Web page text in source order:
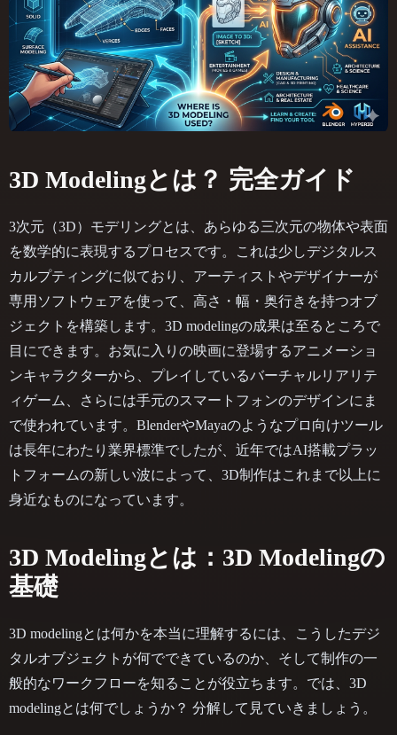
3D Modelingとは？ 完全ガイド
3次元（3D）モデリングとは、あらゆる三次元の物体や表面
を数学的に表現するプロセスです。これは少しデジタルス
カルプティングに似ており、アーティストやデザイナーが
専用ソフトウェアを使って、高さ・幅・奥行きを持つオブ
ジェクトを構築します。3D modelingの成果は至るところで
目にできます。お気に入りの映画に登場するアニメーショ
ンキャラクターから、プレイしているバーチャルリアリテ
ィゲーム、さらには手元のスマートフォンのデザインにま
で使われています。BlenderやMayaのようなプロ向けツール
は長年にわたり業界標準でしたが、近年ではAI搭載プラッ
トフォームの新しい波によって、3D制作はこれまで以上に
身近なものになっています。
3D Modelingとは：3D Modelingの
基礎
3D modelingとは何かを本当に理解するには、こうしたデジ
タルオブジェクトが何でできているのか、そして制作の一
般的なワークフローを知ることが役立ちます。では、3D
modelingとは何でしょうか？ 分解して見ていきましょう。